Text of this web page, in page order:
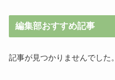
編集部おすすめ記事
記事が見つかりませんでした。